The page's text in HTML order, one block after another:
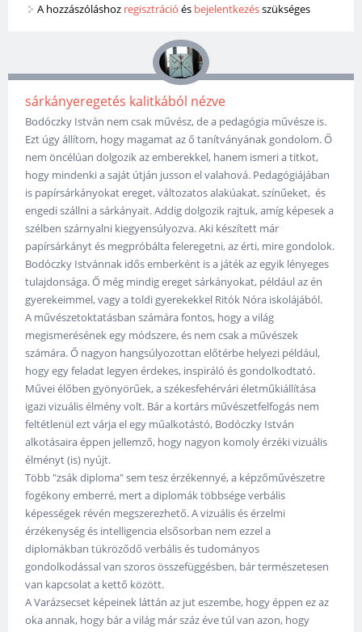
A hozzászóláshoz regisztráció és bejelentkezésszükséges
sárkányeregetés kalitkából nézve
Bodóczky István nem csak művész, de a pedagógia művésze is.
Ezt úgy állítom, hogy magamat az ő tanítványának gondolom. Ő
nem öncélúan dolgozik az emberekkel, hanem ismeri a titkot,
hogy mindenki a saját útján jusson el valahová. Pedagógiájában
is papírsárkányokat ereget, változatos alakúakat, színűeket, és
engedi szállni a sárkányait. Addig dolgozik rajtuk, amíg képesek a
szélben szárnyalni kiegyensúlyozva. Aki készített már
papírsárkányt és megpróbálta feleregetni, az érti, mire gondolok.
Bodóczky Istvánnak idős emberként is a játék az egyik lényeges
tulajdonsága. Ő még mindig ereget sárkányokat, például az én
gyerekeimmel, vagy a toldi gyerekekkel Ritók Nóra iskolájából.
A művészetoktatásban számára fontos, hogy a világ
megismerésének egy módszere, és nem csak a művészek
számára. Ő nagyon hangsúlyozottan előtérbe helyezi például,
hogy egy feladat legyen érdekes, inspiráló és gondolkodtató.
Művei élőben gyönyörűek, a székesfehérvári életműkiállítása
igazi vizuális élmény volt. Bár a kortárs művészetfelfogás nem
feltétlenül ezt várja el egy műalkotástó, Bodóczky István
alkotásaira éppen jellemző, hogy nagyon komoly érzéki vizuális
élményt (is) nyújt.
Több "zsák diploma" sem tesz érzékennyé, a képzőművészetre
fogékony emberré, mert a diplomák többsége verbális
képességek révén megszerezhető. A vizuális és érzelmi
érzékenység és intelligencia elsősorban nem ezzel a
diplomákban tükröződő verbális és tudományos
gondolkodással van szoros összefüggésben, bár természetesen
van kapcsolat a kettő között.
A Varázsecset képeinek láttán az jut eszembe, hogy éppen ez az
oka annak, hogy bár a világ már száz éve túl van azon, hogy